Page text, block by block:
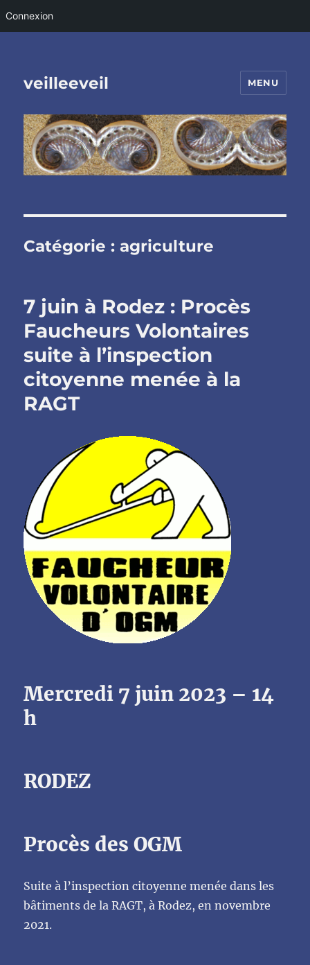
Connexion
veilleeveil MENU
Catégorie : agriculture
7 juin à Rodez : Procès
Faucheurs Volontaires
suite à l’inspection
citoyenne menée à la
RAGT
Mercredi 7 juin 2023 – 14
h
RODEZ
Procès des OGM
Suite à l’inspection citoyenne menée dans les
bâtiments de la RAGT, à Rodez, en novembre
2021.